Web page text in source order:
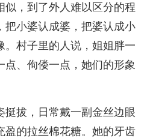
似，到了外人难以区分的程
把小婆认成婆，把婆认成小
。村子里的人说，姐姐胖一
点、佝偻一点，她们的形象
挺拔，日常戴一副金丝边眼
盈的拉丝棉花糖。她的牙齿